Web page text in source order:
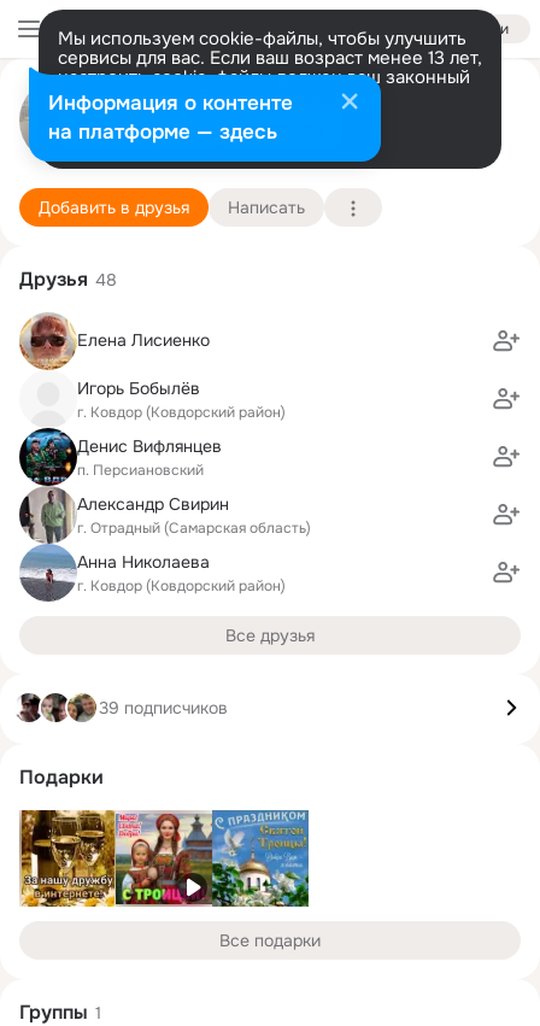
Войти
Мы используем cookie-файлы, чтобы улучшить
сервисы для вас. Если ваш возраст менее 13 лет,
настроить cookie-файлы должен ваш законный
представитель. Больше информации
Разрешить все Настроить
Иван Осколков
Санкт-Петербург
Подробнее
Добавить в друзья Написать
Друзья 48
Елена Лисиенко
Игорь Бобылёв
г. Ковдор (Ковдорский район)
Денис Вифлянцев
п. Персиановский
Александр Свирин
г. Отрадный (Самарская область)
Анна Николаева
г. Ковдор (Ковдорский район)
Все друзья
39 подписчиков
Подарки
Все подарки
Группы 1
Информация о контенте
на платформе — здесь